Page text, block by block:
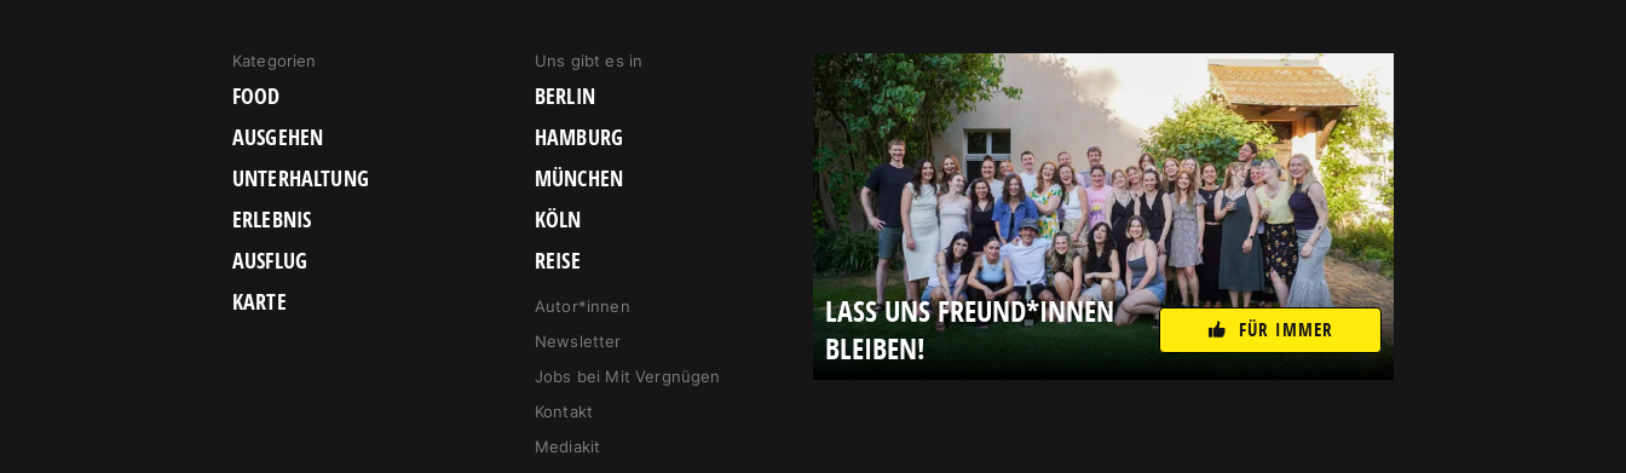
Kategorien
FOOD
AUSGEHEN
UNTERHALTUNG
ERLEBNIS
AUSFLUG
KARTE
Uns gibt es in
BERLIN
HAMBURG
MÜNCHEN
KÖLN
REISE
Autor*innen
Newsletter
Jobs bei Mit Vergnügen
Kontakt
Mediakit
LASS UNS FREUND*INNEN
BLEIBEN!
FÜR IMMER